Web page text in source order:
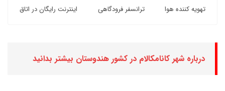
تهویه کننده هوا ترانسفر فرودگاهی اینترنت رایگان در اتاق
درباره شهر کانامکالام در کشور هندوستان بیشتر بدانید